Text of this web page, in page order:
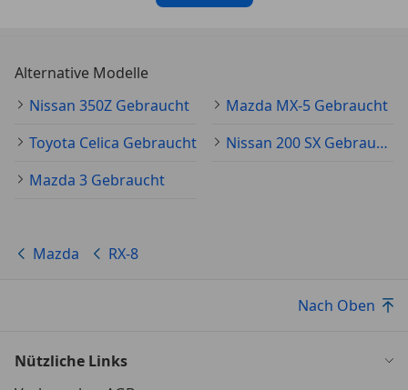
Alternative Modelle
Nissan 350Z Gebraucht
Mazda MX-5 Gebraucht
Toyota Celica Gebraucht
Nissan 200 SX Gebraucht
Mazda 3 Gebraucht
Mazda RX-8
Nach Oben
Nützliche Links